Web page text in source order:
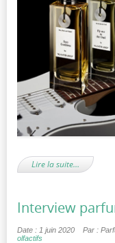
Lire la suite…
Interview
Date : 1 juin 2020 Par :
olfactifs